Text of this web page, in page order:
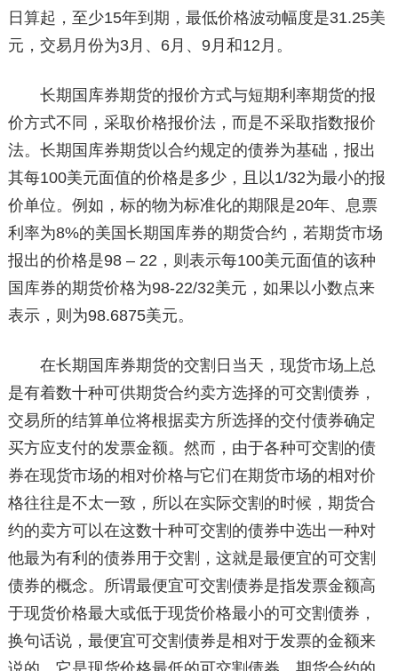
日算起，至少15年到期，最低价格波动幅度是31.25美
元，交易月份为3月、6月、9月和12月。
长期国库券期货的报价方式与短期利率期货的报
价方式不同，采取价格报价法，而是不采取指数报价
法。长期国库券期货以合约规定的债券为基础，报出
其每100美元面值的价格是多少，且以1/32为最小的报
价单位。例如，标的物为标准化的期限是20年、息票
利率为8%的美国长期国库券的期货合约，若期货市场
报出的价格是98 – 22，则表示每100美元面值的该种
国库券的期货价格为98-22/32美元，如果以小数点来
表示，则为98.6875美元。
在长期国库券期货的交割日当天，现货市场上总
是有着数十种可供期货合约卖方选择的可交割债券，
交易所的结算单位将根据卖方所选择的交付债券确定
买方应支付的发票金额。然而，由于各种可交割的债
券在现货市场的相对价格与它们在期货市场的相对价
格往往是不太一致，所以在实际交割的时候，期货合
约的卖方可以在这数十种可交割的债券中选出一种对
他最为有利的债券用于交割，这就是最便宜的可交割
债券的概念。所谓最便宜可交割债券是指发票金额高
于现货价格最大或低于现货价格最小的可交割债券，
换句话说，最便宜可交割债券是相对于发票的金额来